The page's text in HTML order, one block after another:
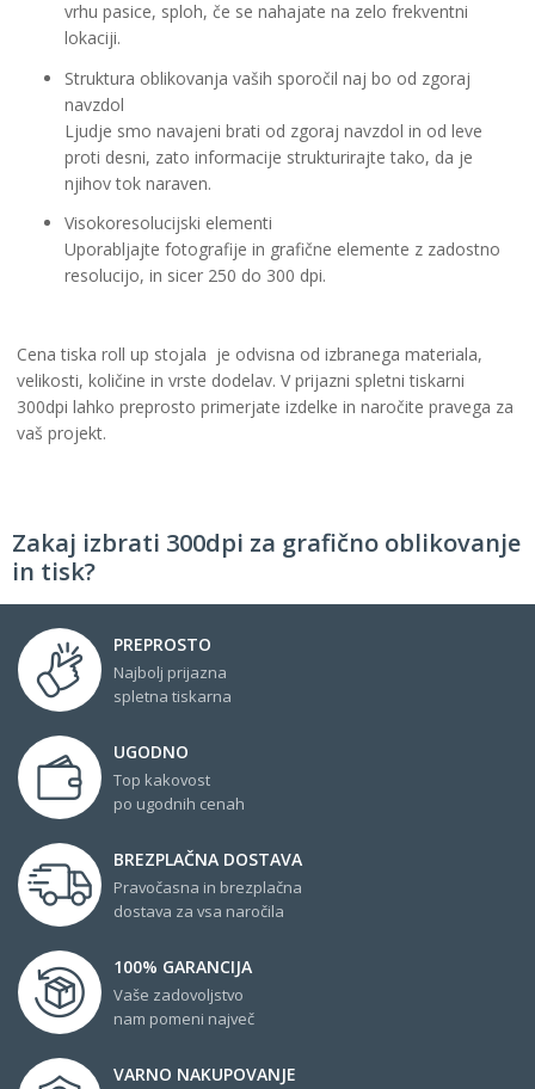
vrhu pasice, sploh, če se nahajate na zelo frekventni
lokaciji.
Struktura oblikovanja vaših sporočil naj bo od zgoraj
navzdol
Ljudje smo navajeni brati od zgoraj navzdol in od leve
proti desni, zato informacije strukturirajte tako, da je
njihov tok naraven.
Visokoresolucijski elementi
Uporabljajte fotografije in grafične elemente z zadostno
resolucijo, in sicer 250 do 300 dpi.
Cena tiska roll up stojala je odvisna od izbranega materiala,
velikosti, količine in vrste dodelav. V prijazni spletni tiskarni
300dpi lahko preprosto primerjate izdelke in naročite pravega za
vaš projekt.
Zakaj izbrati 300dpi za grafično oblikovanje
in tisk?
PREPROSTO
Najbolj prijazna
spletna tiskarna
UGODNO
Top kakovost
po ugodnih cenah
BREZPLAČNA DOSTAVA
Pravočasna in brezplačna
dostava za vsa naročila
100% GARANCIJA
Vaše zadovoljstvo
nam pomeni največ
VARNO NAKUPOVANJE